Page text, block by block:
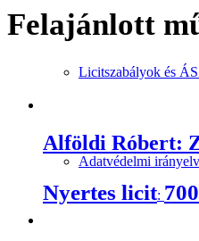
Licitszabályok és
Adatvédelmi
Felajánlott
Alföldi Róbert:
Nyertes licit: